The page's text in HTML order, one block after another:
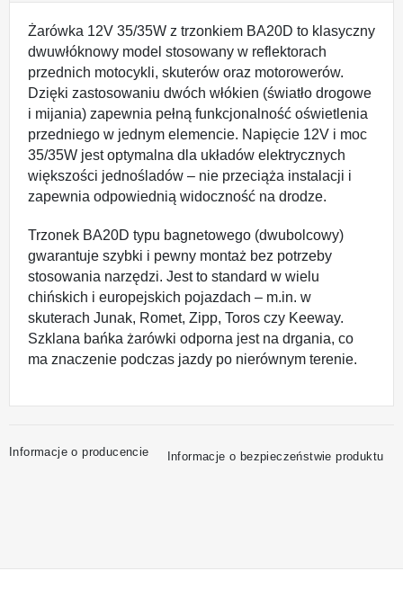
Żarówka 12V 35/35W z trzonkiem BA20D to klasyczny
dwuwłóknowy model stosowany w reflektorach
przednich motocykli, skuterów oraz motorowerów.
Dzięki zastosowaniu dwóch włókien (światło drogowe
i mijania) zapewnia pełną funkcjonalność oświetlenia
przedniego w jednym elemencie. Napięcie 12V i moc
35/35W jest optymalna dla układów elektrycznych
większości jednośladów – nie przeciąża instalacji i
zapewnia odpowiednią widoczność na drodze.
Trzonek BA20D typu bagnetowego (dwubolcowy)
gwarantuje szybki i pewny montaż bez potrzeby
stosowania narzędzi. Jest to standard w wielu
chińskich i europejskich pojazdach – m.in. w
skuterach Junak, Romet, Zipp, Toros czy Keeway.
Szklana bańka żarówki odporna jest na drgania, co
ma znaczenie podczas jazdy po nierównym terenie.
Informacje o producencie Informacje o bezpieczeństwie produktu